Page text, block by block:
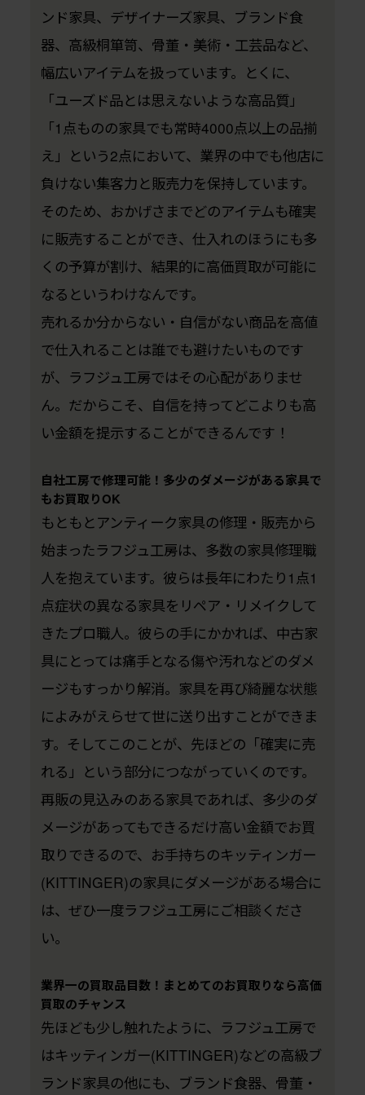
ンド家具、デザイナーズ家具、ブランド食
器、高級桐箪笥、骨董・美術・工芸品など、
幅広いアイテムを扱っています。とくに、
「ユーズド品とは思えないような高品質」
「1点ものの家具でも常時4000点以上の品揃
え」という2点において、業界の中でも他店に
負けない集客力と販売力を保持しています。
そのため、おかげさまでどのアイテムも確実
に販売することができ、仕入れのほうにも多
くの予算が割け、結果的に高価買取が可能に
なるというわけなんです。
売れるか分からない・自信がない商品を高値
で仕入れることは誰でも避けたいものです
が、ラフジュ工房ではその心配がありませ
ん。だからこそ、自信を持ってどこよりも高
い金額を提示することができるんです！
自社工房で修理可能！多少のダメージがある家具で
もお買取りOK
もともとアンティーク家具の修理・販売から
始まったラフジュ工房は、多数の家具修理職
人を抱えています。彼らは長年にわたり1点1
点症状の異なる家具をリペア・リメイクして
きたプロ職人。彼らの手にかかれば、中古家
具にとっては痛手となる傷や汚れなどのダメ
ージもすっかり解消。家具を再び綺麗な状態
によみがえらせて世に送り出すことができま
す。そしてこのことが、先ほどの「確実に売
れる」という部分につながっていくのです。
再販の見込みのある家具であれば、多少のダ
メージがあってもできるだけ高い金額でお買
取りできるので、お手持ちのキッティンガー
(KITTINGER)の家具にダメージがある場合に
は、ぜひ一度ラフジュ工房にご相談くださ
い。
業界一の買取品目数！まとめてのお買取りなら高価
買取のチャンス
先ほども少し触れたように、ラフジュ工房で
はキッティンガー(KITTINGER)などの高級ブ
ランド家具の他にも、ブランド食器、骨董・